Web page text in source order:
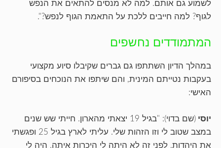
לשמוע גם אותם. למה לא מנסים להתאים את הנפש
לגוף? למה חייבים ללכת על התאמת הגוף לנפש?".
המתמודדים נחשפים
במהלך הדיון השתתפו גם גברים שקיבלו סיוע מקצועי
בעקבות נטייתם המינית, והם שיתפו את הנוכחים בסיפורם
האישי:
יוסי
(שם בדוי): "בגיל 19 יצאתי מהארון. חייתי שש שנים
במצב שטוב לי וזו הזהות שלי. עליתי לארץ בגיל 25 ופגשתי
את היהדות, לפני זה לא היתה לי היכרות איתה. היה לי